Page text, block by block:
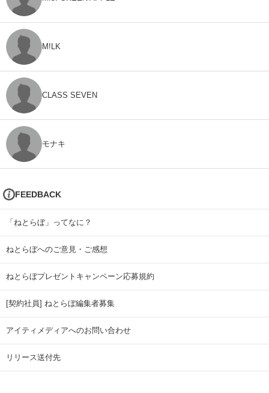
M!LK
CLASS SEVEN
モナキ
FEEDBACK
「ねとらぼ」ってなに？
ねとらぼへのご意見・ご感想
ねとらぼプレゼントキャンペーン応募規約
[契約社員] ねとらぼ編集者募集
アイティメディアへのお問い合わせ
リリース送付先